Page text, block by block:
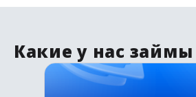
Какие у нас займы